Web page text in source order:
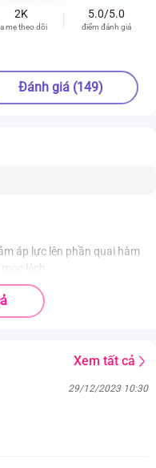
2K
mẹ theo dõi
5.0/5.0
điểm đánh giá
Đánh giá (149)
áp lực lên phần quai hàm
lệch
Xem tất cả
29/12/2023 10:30